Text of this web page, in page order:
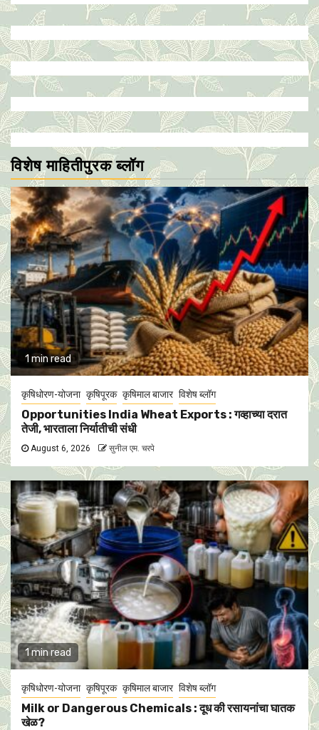
विशेष माहितीपुरक ब्लॉग
1 min read
कृषिधोरण-योजना कृषिपूरक कृषिमाल बाजार विशेष ब्लॉग
Opportunities India Wheat Exports : गव्हाच्या दरात
तेजी, भारताला निर्यातीची संधी
August 6, 2026 सुनील एम. चरपे
1 min read
कृषिधोरण-योजना कृषिपूरक कृषिमाल बाजार विशेष ब्लॉग
Milk or Dangerous Chemicals : दूध की रसायनांचा घातक
खेळ?